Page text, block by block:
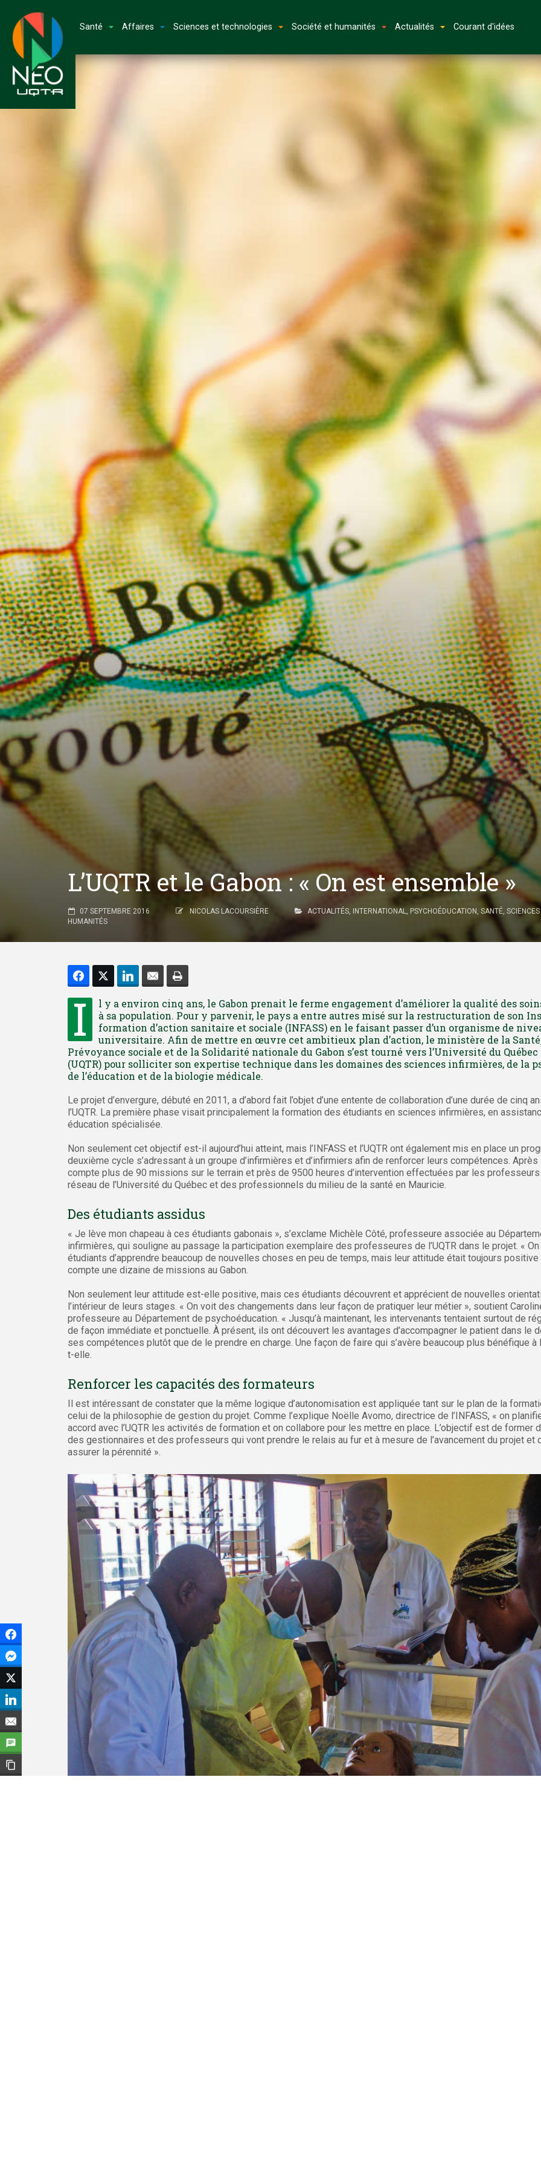
Santé Affaires Sciences et technologies Société et humanités Actualités Courant d'idées
L’UQTR et le Gabon : « On est ensemble »
07 SEPTEMBRE 2016 NICOLAS LACOURSIÈRE ACTUALITÉS, INTERNATIONAL, PSYCHOÉDUCATION , SANTÉ,
HUMANITÉS
I
l y a environ cinq ans, le Gabon prenait le ferme engagement d’améliorer la qualité des
à sa population. Pour y parvenir, le pays a entre autres misé sur la restructuration de son
formation d’action sanitaire et sociale (INFASS) en le faisant passer d’un organisme de
universitaire. Afin de mettre en œuvre cet ambitieux plan d’action, le ministère de la
Prévoyance sociale et de la Solidarité nationale du Gabon s’est tourné vers l’Université du
(UQTR) pour solliciter son expertise technique dans les domaines des sciences infirmières, de la
de l’éducation et de la biologie médicale.
Le projet d’envergure, débuté en 2011, a d’abord fait l’objet d’une entente de collaboration d’une durée de cinq
l’UQTR. La première phase visait principalement la formation des étudiants en sciences infirmières, en
éducation spécialisée.
Non seulement cet objectif est-il aujourd’hui atteint, mais l’INFASS et l’UQTR ont également mis en place un
deuxième cycle s’adressant à un groupe d’infirmières et d’infirmiers afin de renforcer leurs compétences. Après
compte plus de 90 missions sur le terrain et près de 9500 heures d’intervention effectuées par les professeurs
réseau de l’Université du Québec et des professionnels du milieu de la santé en Mauricie.
Des étudiants assidus
« Je lève mon chapeau à ces étudiants gabonais », s’exclame Michèle Côté, professeure associée au
infirmières, qui souligne au passage la participation exemplaire des professeures de l’UQTR dans le projet. «
étudiants d’apprendre beaucoup de nouvelles choses en peu de temps, mais leur attitude était toujours positive
compte une dizaine de missions au Gabon.
Non seulement leur attitude est-elle positive, mais ces étudiants découvrent et apprécient de nouvelles
l’intérieur de leurs stages. « On voit des changements dans leur façon de pratiquer leur métier », soutient
professeure au Département de psychoéducation. « Jusqu’à maintenant, les intervenants tentaient surtout de
de façon immédiate et ponctuelle. À présent, ils ont découvert les avantages d’accompagner le patient dans le
ses compétences plutôt que de le prendre en charge. Une façon de faire qui s’avère beaucoup plus bénéfique à
t-elle.
Renforcer les capacités des formateurs
Il est intéressant de constater que la même logique d’autonomisation est appliquée tant sur le plan de la
celui de la philosophie de gestion du projet. Comme l’explique Noëlle Avomo, directrice de l’INFASS, « on
accord avec l’UQTR les activités de formation et on collabore pour les mettre en place. L’objectif est de former
des gestionnaires et des professeurs qui vont prendre le relais au fur et à mesure de l’avancement du projet et
assurer la pérennité ».
Facebook Messenger